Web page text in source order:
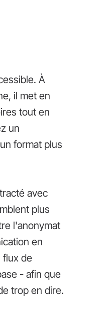
À
il met en
tout en
un
format plus
avec
plus
l'anonymat
en
flux de
- afin que
trop en dire.